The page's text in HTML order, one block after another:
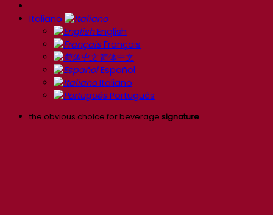
Italiano
English
Français
简体中文
Español
Italiano
Português
the obvious choice for beverage signature